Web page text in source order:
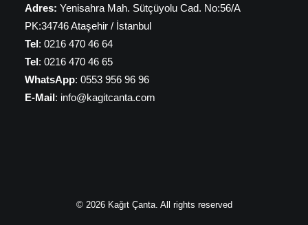
Adres: Yenisahra Mah. Sütçüyolu Cad. No:56/A
PK:34746 Ataşehir / İstanbul
Tel: 0216 470 46 64
Tel: 0216 470 46 65
WhatsApp: 0553 956 96 96
E-Mail: info@kagitcanta.com
© 2026 Kağıt Çanta. All rights reserved